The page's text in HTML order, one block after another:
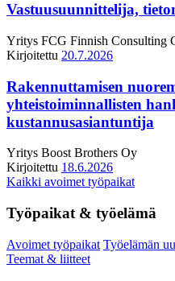
Vastuusuunnittelija,
Yritys FCG Finnish Consulting
Kirjoitettu 20.7.2026
Rakennuttamisen
yhteistoiminnallisten
kustannusasiantuntija
Yritys Boost Brothers Oy
Kirjoitettu 18.6.2026
Kaikki avoimet työpaikat
Työpaikat & työelämä
Avoimet työpaikat Työelämän
Teemat & liitteet